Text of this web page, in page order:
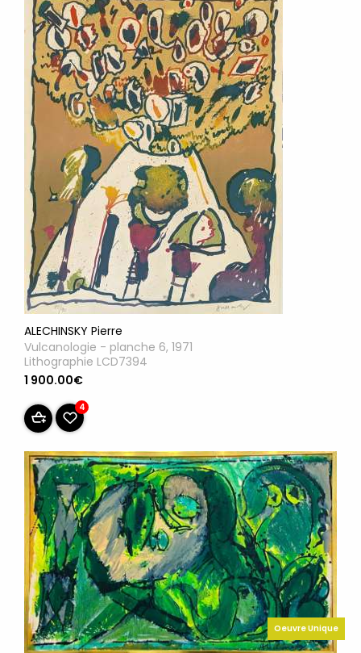
ALECHINSKY Pierre
Vulcanologie - planche 6, 1971
Lithographie LCD7394
1 900.00€
4
Oeuvre Unique